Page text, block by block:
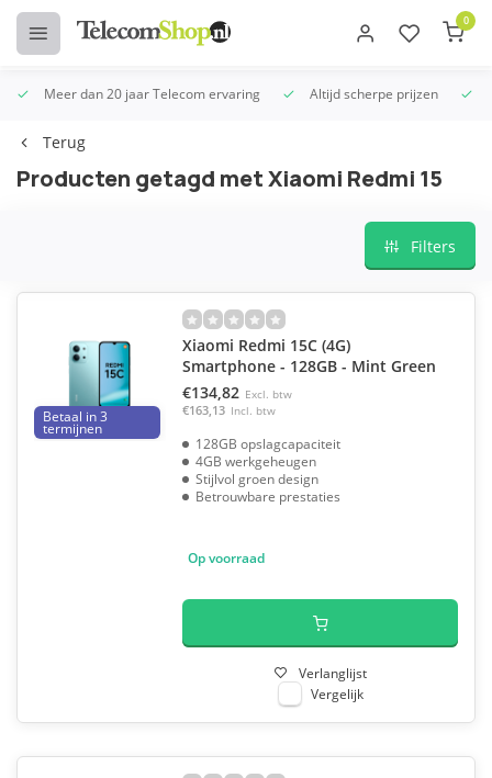
0
Meer dan 20 jaar Telecom ervaring Altijd scherpe prijzen
Terug
Producten getagd met Xiaomi Redmi 15
Filters
Betaal in 3
termijnen
Xiaomi Redmi 15C (4G)
Smartphone - 128GB - Mint Green
€134,82 Excl. btw
€163,13 Incl. btw
128GB opslagcapaciteit
4GB werkgeheugen
Stijlvol groen design
Betrouwbare prestaties
Op voorraad
Verlanglijst
Vergelijk